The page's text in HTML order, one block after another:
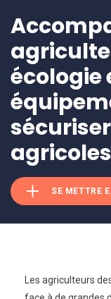
écologie
agricoles
SE METTRE
Les agriculteurs